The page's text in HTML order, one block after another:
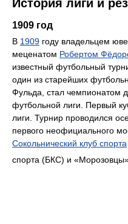
История лиги и
1909 год
В 1909 году владельцем
меценатом Робертом
известный футбольный
один из старейших
Фульда, стал чемпионатом
футбольной лиги. Первый
лиги. Турнир проводился
первого неофициального
Сокольнический клуб спорта
спорта (БКС) и